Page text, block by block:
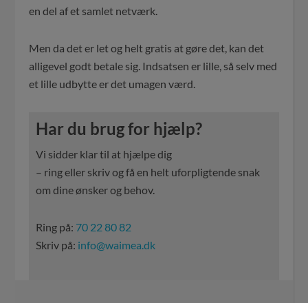
en del af et samlet netværk.
Men da det er let og helt gratis at gøre det, kan det
alligevel godt betale sig. Indsatsen er lille, så selv med
et lille udbytte er det umagen værd.
Har du brug for hjælp?
Vi sidder klar til at hjælpe dig
– ring eller skriv og få en helt uforpligtende snak
om dine ønsker og behov.
Ring på: 70 22 80 82
Skriv på: info@waimea.dk